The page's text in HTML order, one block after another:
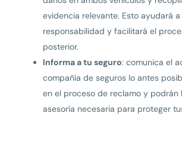
evidencia relevante. Esto ayudará
responsabilidad y facilitará el
posterior.
Informa a tu seguro: comunica el
compañía de seguros lo antes
en el proceso de reclamo y podrán
asesoría necesaria para proteger